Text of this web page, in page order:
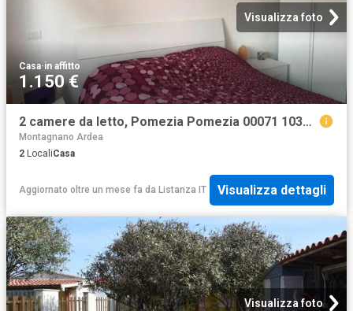
Visualizza foto
Casa·in affitto
1.150 €
2 camere da letto, Pomezia Pomezia 00071 103657455
Montagnano Ardea
2 LocaliCasa
Aggiornato oltre un mese fa da Listanza IT Visualizza dettagli
Visualizza foto